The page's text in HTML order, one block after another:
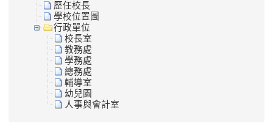
歷任校長
學校位置圖
行政單位
校長室
教務處
學務處
總務處
輔導室
幼兒園
人事與會計室